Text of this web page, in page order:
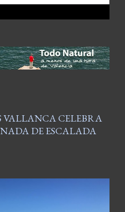
VALLANCA CELEBRA
DE ESCALADA